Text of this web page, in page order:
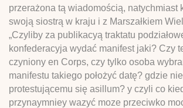
przerażona tą wiadomością, natychmiast
swoją siostrą w kraju i z Marszałkiem
„Czyliby za publikacyą traktatu
konfederacyja wydać manifest jaki? Czy
czyniony en Corps, czy tylko osoba
manifestu takiego położyć datę? gdzie
protestującemu się asillum? y czyli co
przynaymniey wazyć moze przeciwko